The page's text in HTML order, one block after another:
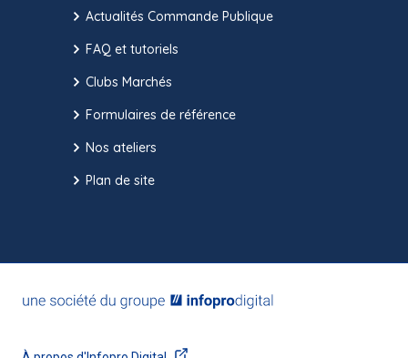
Actualités Commande Publique
FAQ et tutoriels
Clubs Marchés
Formulaires de référence
Nos ateliers
Plan de site